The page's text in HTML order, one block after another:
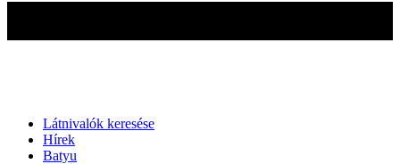
Látnivalók keresése
Hírek
Batyu